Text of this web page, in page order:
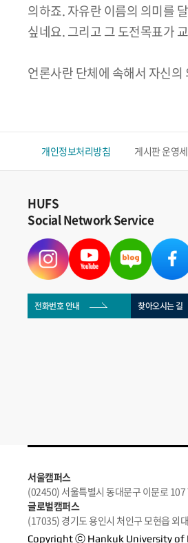
의하죠. 자유란 이름의 의미를
싶네요. 그리고 그 도전목표가
언론사란 단체에 속해서 자신
개인정보처리방침 게시판 운영
HUFS
Social Network Service
전화번호 안내 찾아오시는 길
서울캠퍼스
(02450) 서울특별시 동대문구 이문로
글로벌캠퍼스
(17035) 경기도 용인시 처인구 모현읍 외
Copyright ⓒ Hankuk University of